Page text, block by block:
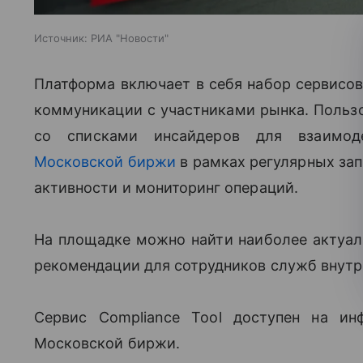
Источник: РИА "Новости"
Платформа включает в себя набор
коммуникации с участниками рынка.
со списками инсайдеров для
Московской биржи в рамках регулярных
активности и мониторинг операций.
На площадке можно найти наиболее
рекомендации для сотрудников служб
Сервис Compliance Tool доступен на
Московской биржи.